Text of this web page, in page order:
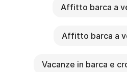
Affitto barca a
Affitto barca a
Vacanze in barca e